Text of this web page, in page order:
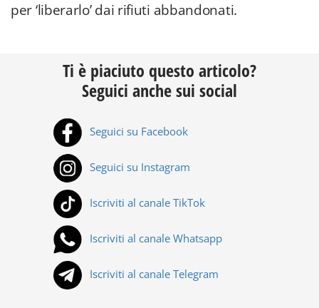
per ‘liberarlo’ dai rifiuti abbandonati.
Ti è piaciuto questo articolo?
Seguici anche sui social
Seguici su Facebook
Seguici su Instagram
Iscriviti al canale TikTok
Iscriviti al canale Whatsapp
Iscriviti al canale Telegram